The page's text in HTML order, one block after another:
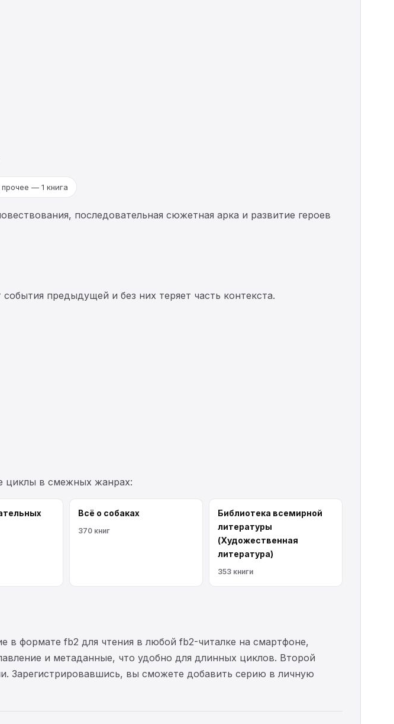
прочее — 1 книга
последовательная сюжетная арка и развитие героев
предыдущей и без них теряет часть контекста.
циклы в смежных жанрах:
Всё о собаках
370 книг
Библиотека всемирной
литературы
(Художественная
литература)
353 книги
формате fb2 для чтения в любой fb2-читалке на смартфоне,
и метаданные, что удобно для длинных циклов. Второй
Зарегистрировавшись, вы сможете добавить серию в личную